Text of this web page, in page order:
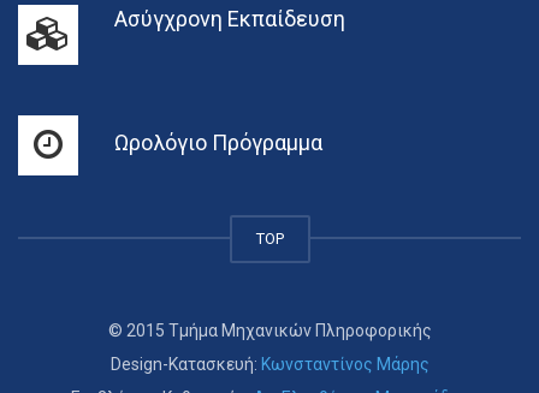
Ασύγχρονη Εκπαίδευση
Ωρολόγιο Πρόγραμμα
TOP
© 2015 Τμήμα Μηχανικών Πληροφορικής
Design-Κατασκευή: Κωνσταντίνος Μάρης